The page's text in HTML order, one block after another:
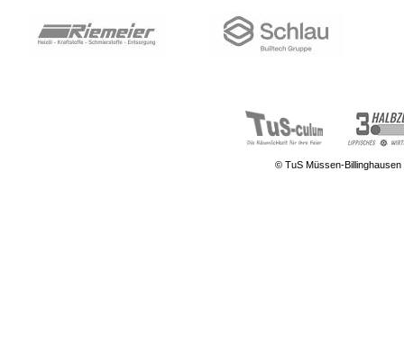
© TuS Müssen-